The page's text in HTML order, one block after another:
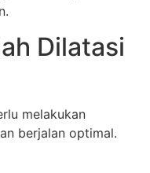
Dilatasi
melakukan
berjalan optimal.